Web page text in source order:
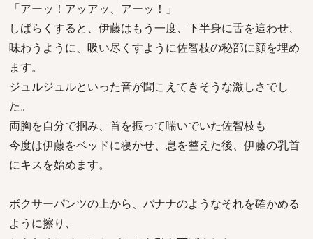
「アーッ！アッアッ、アーッ！」
しばらくすると、伊藤はもう一度、下半身に舌を這わせ、
味わうように、吸い尽くすように佐智枝の秘部に顔を埋め
ます。
ジュルジュルといった音が聞こえてきそうな激しさでし
た。
両胸を自分で掴み、首を振って喘いでいた佐智枝も
今度は伊藤をベッドに寝かせ、息を整えた後、伊藤の乳首
にキスを始めます。
ボクサーパンツの上から、バナナのようなそれを確かめる
ように擦り、